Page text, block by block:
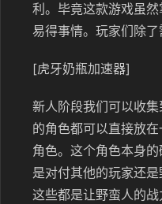
利。毕竟这款游戏虽
易得事情。玩家们除
[虎牙奶瓶加速器]
新人阶段我们可以收
的角色都可以直接放
角色。这个角色本身
是对付其他的玩家还
这些都是让野蛮人的战